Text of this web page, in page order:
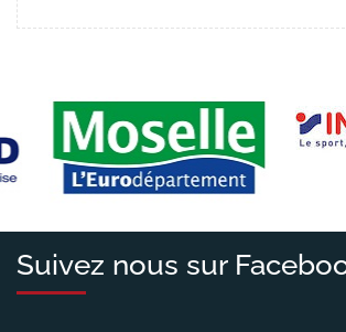
Suivez nous sur